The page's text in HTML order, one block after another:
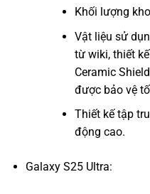
Khối lượng
Vật liệu sử
từ wiki, thiết
Ceramic
được bảo vệ
Thiết kế tập
động cao.
Galaxy S25 Ultra: